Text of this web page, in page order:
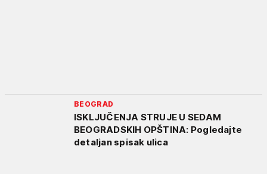
BEOGRAD
ISKLJUČENJA STRUJE U SEDAM
BEOGRADSKIH OPŠTINA: Pogledajte
detaljan spisak ulica